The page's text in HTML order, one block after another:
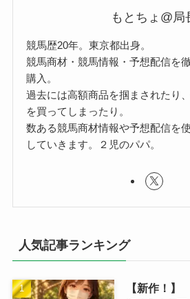
もとちょ@局
競馬歴20年。東京都出身。
競馬商材・競馬情報・予想配信を
購入。
過去には高額商品を掴まされたり
を買ってしまったり。
数ある競馬商材情報や予想配信を
していきます。２児のパパ。
人気記事ランキング
【新作！